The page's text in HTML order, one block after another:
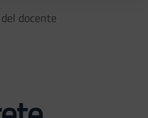
docente